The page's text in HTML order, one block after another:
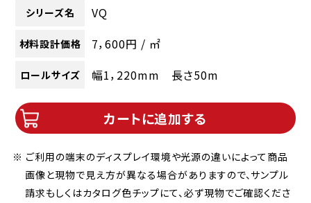
シリーズ名 VQ
材料設計価格 7，600円 / ㎡
ロールサイズ 幅1，220mm 長さ50m
カートに追加する
※ ご利用の端末のディスプレイ環境や光源の違いによって商品
画像と現物で見え方が異なる場合がありますので、サンプル
請求もしくはカタログ色チップにて、必ず現物でご確認くださ